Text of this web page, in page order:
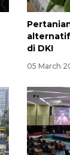
di DKI
05 March